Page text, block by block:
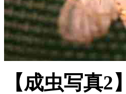
【成虫写真2】